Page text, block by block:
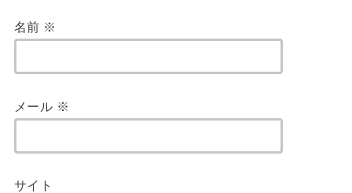
名前 ※
メール ※
サイト